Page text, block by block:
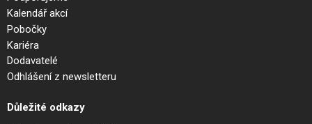
Kalendář akcí
Pobočky
Kariéra
Dodavatelé
Odhlášení z newsletteru
Důležité odkazy